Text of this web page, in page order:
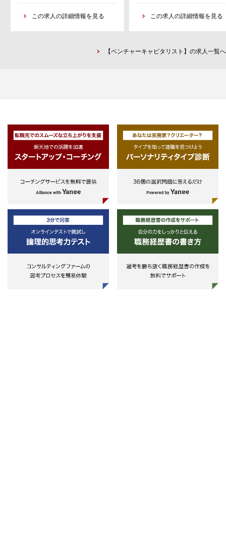
・プロジェクトマネジャーとしてク
この求人の詳細情報を見る
・弊社の新事業やサービスの開発
ロジェクト提案や立ち上げ
この求人の詳細情報を見る
【ベンチャーキャピタリスト】の求人一覧へ